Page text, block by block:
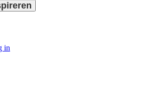
in